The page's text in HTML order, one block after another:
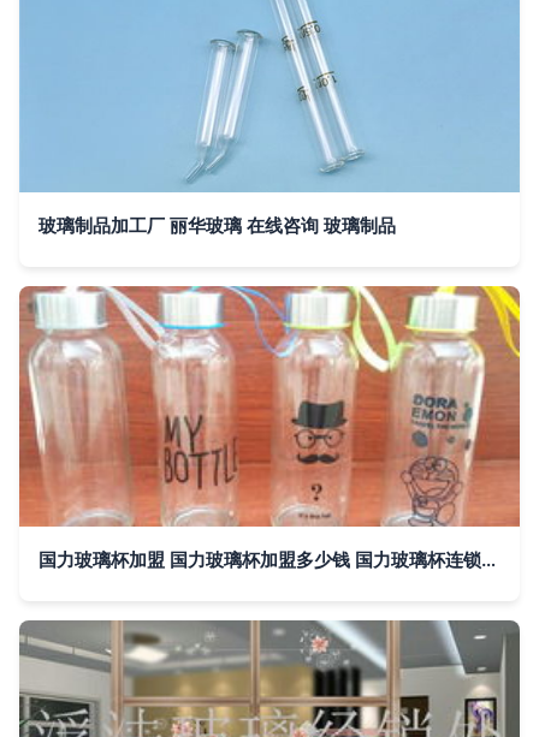
玻璃制品加工厂 丽华玻璃 在线咨询 玻璃制品
国力玻璃杯加盟 国力玻璃杯加盟多少钱 国力玻璃杯连锁加盟店